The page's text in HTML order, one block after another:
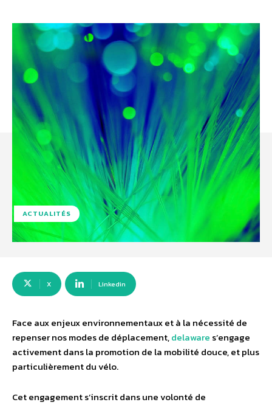
ACTUALITÉS
X Linkedin
Face aux enjeux environnementaux et à la nécessité de
repenser nos modes de déplacement,delaware s’engage
activement dans la promotion de la mobilité douce, et plus
particulièrement du vélo.
Cet engagement s’inscrit dans une volonté de